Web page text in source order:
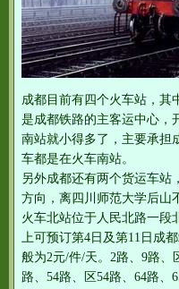
成都目前有四个火车站，其
是成都铁路的主客运中心，
南站就小得多了，主要承担
车都是在火车南站。
另外成都还有两个货运车站
方向，离四川师范大学后山
火车北站位于人民北路一段
上可预订第4日及第11日成
般为2元/件/天。2路、9路、
路、54路、区54路、64路、